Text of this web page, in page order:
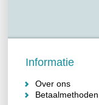
Informatie
Over ons
Betaalmethoden